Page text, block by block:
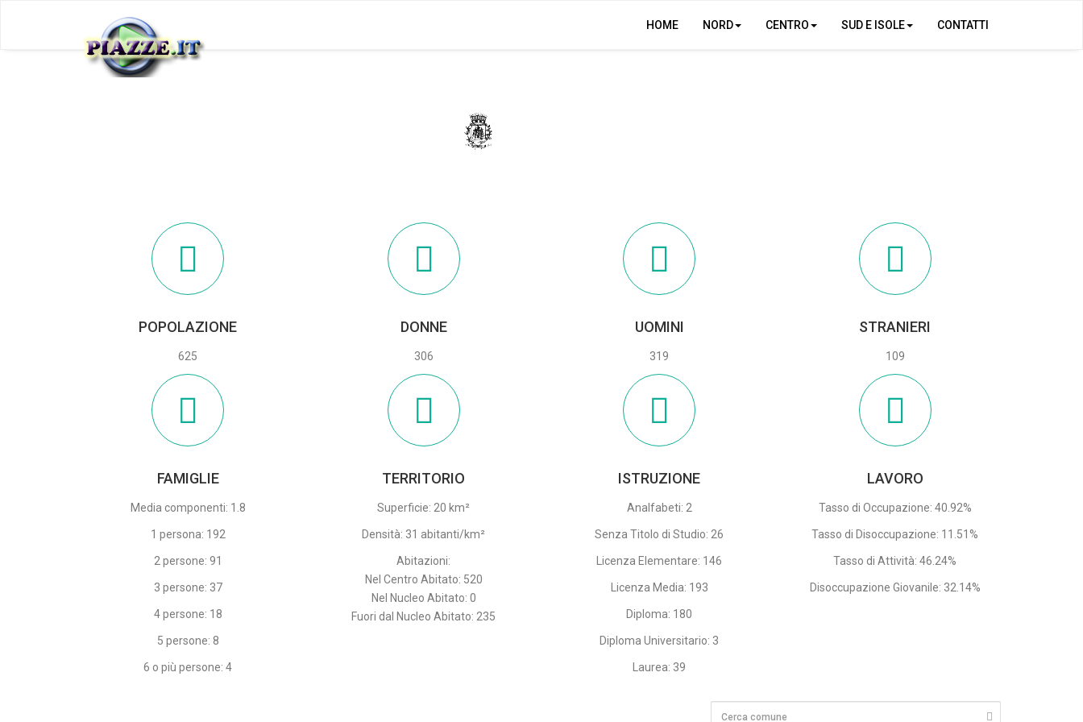
HOME NORD CENTRO SUD E ISOLE CONTATTI
POPOLAZIONE
625
DONNE
306
UOMINI
319
STRANIERI
109
FAMIGLIE
Media componenti: 1.8
1 persona: 192
2 persone: 91
3 persone: 37
4 persone: 18
5 persone: 8
6 o più persone: 4
TERRITORIO
Superficie: 20 km²
Densità: 31 abitanti/km²
Abitazioni:
Nel Centro Abitato: 520
Nel Nucleo Abitato: 0
Fuori dal Nucleo Abitato: 235
ISTRUZIONE
Analfabeti: 2
Senza Titolo di Studio: 26
Licenza Elementare: 146
Licenza Media: 193
Diploma: 180
Diploma Universitario: 3
Laurea: 39
LAVORO
Tasso di Occupazione: 40.92%
Tasso di Disoccupazione: 11.51%
Tasso di Attività: 46.24%
Disoccupazione Giovanile: 32.14%